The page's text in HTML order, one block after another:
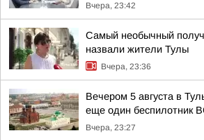
Вчера, 23:42
Самый необычный
назвали жители Тулы
Вчера, 23:36
Вечером 5 августа в
еще один беспилотник
Вчера, 23:27